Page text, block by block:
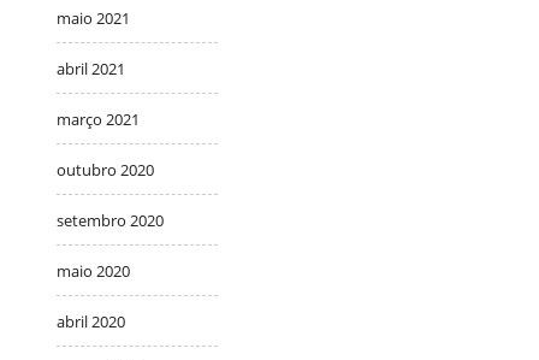
maio 2021
abril 2021
março 2021
outubro 2020
setembro 2020
maio 2020
abril 2020